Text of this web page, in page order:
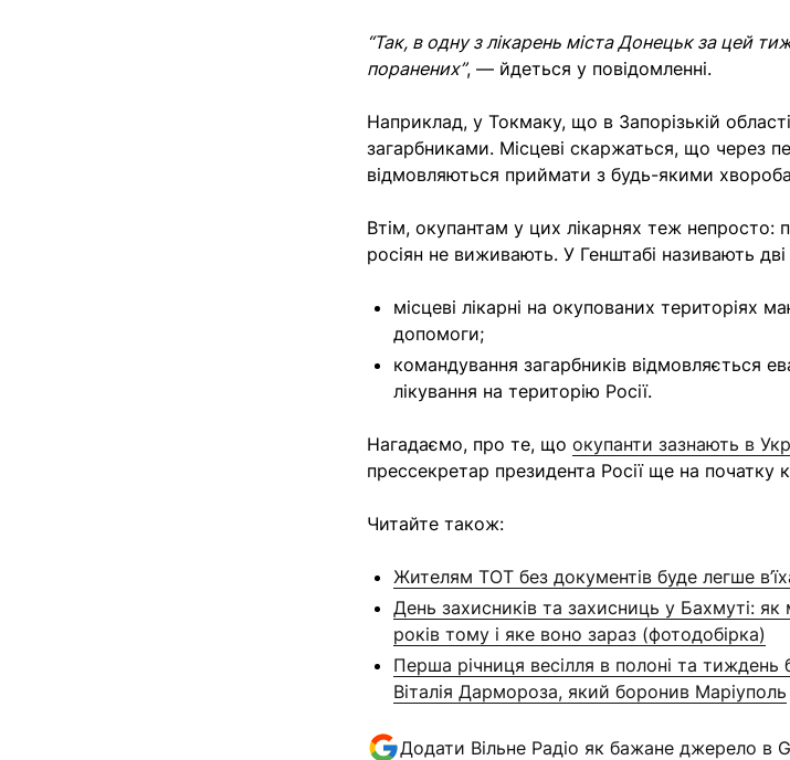
“Так, в одну з лікарень міста Донецьк за цей
поранених”, — йдеться у повідомленні.
Наприклад, у Токмаку, що в Запорізькій
загарбниками. Місцеві скаржаться, що через
відмовляються приймати з будь-якими
Втім, окупантам у цих лікарнях теж непросто:
росіян не виживають. У Генштабі називають
місцеві лікарні на окупованих територіях
допомоги;
командування загарбників відмовляється
лікування на територію Росії.
Нагадаємо, про те, що окупанти зазнають в
прессекретар президента Росії ще на початку
Читайте також:
Жителям ТОТ без документів буде легше
День захисників та захисниць у Бахмуті: як
років тому і яке воно зараз (фотодобірка)
Перша річниця весілля в полоні та тиждень
Віталія Дармороза, який боронив Маріуполь
Додати Вільне Радіо як бажане джерело в